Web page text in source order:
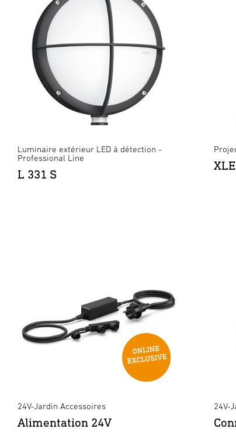
Luminaire extérieur LED à détection -
Professional Line
L 331 S XLED
24V-Jardin Accessoires
Alimentation 24V
24V-